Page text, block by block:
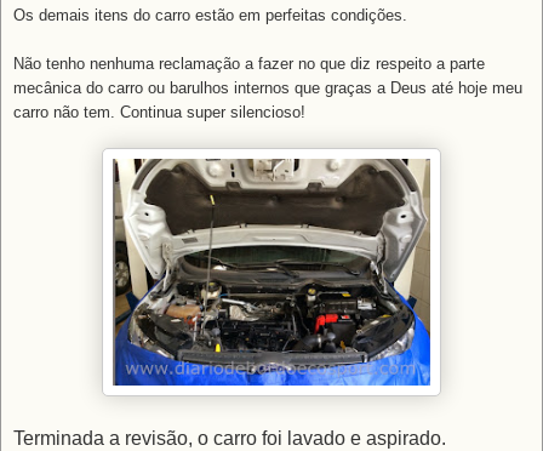
Os demais itens do carro estão em perfeitas condições.
Não tenho nenhuma reclamação a fazer no que diz respeito a parte
mecânica do carro ou barulhos internos que graças a Deus até hoje meu
carro não tem. Continua super silencioso!
Terminada a revisão, o carro foi lavado e aspirado.